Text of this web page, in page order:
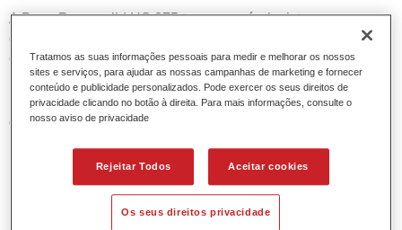
A Base Pemasolid HS 275 torna possível misturar as cores
com o Permasolid HS Esmalte 275 de alta qualidade para
criar todas as cores lisas para a repintura de veículos de
passageiros.
Características do produto
de 1.5 demãos.
Promove tempos de secagem curtos.
Proporciona elevada opacidade.
Oferece uma excelente resistência do acabamento.
Tratamos as suas informações pessoais para medir e melhorar os nossos
sites e serviços, para ajudar as nossas campanhas de marketing e fornecer
conteúdo e publicidade personalizados. Pode exercer os seus direitos de
privacidade clicando no botão à direita. Para mais informações, consulte o
nosso aviso de privacidade
Rejeitar Todos Aceitar cookies
Os seus direitos privacidade